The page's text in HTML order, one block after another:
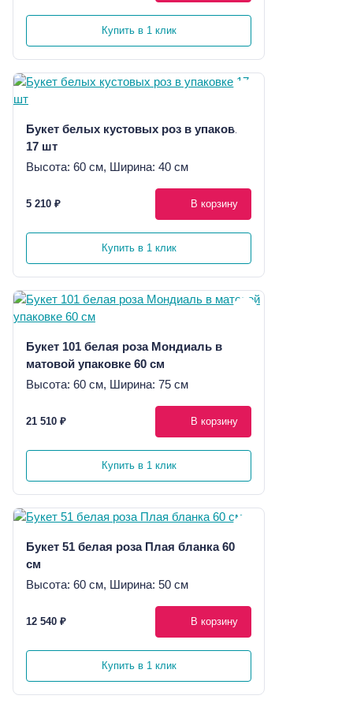
Купить в 1 клик
Букет белых кустовых роз в упаковке
17 шт
Высота: 60 см, Ширина: 40 см
5 210 ₽ В корзину
Купить в 1 клик
Букет 101 белая роза Мондиаль в
матовой упаковке 60 см
Высота: 60 см, Ширина: 75 см
21 510 ₽ В корзину
Купить в 1 клик
Букет 51 белая роза Плая бланка 60
см
Высота: 60 см, Ширина: 50 см
12 540 ₽ В корзину
Купить в 1 клик